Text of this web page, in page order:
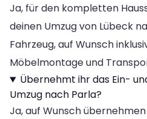
Ja, für den kompletten
deinen Umzug von Lübeck
Fahrzeug, auf Wunsch
Möbelmontage und
Übernehmt ihr das Ein-
Umzug nach Parla?
Ja, auf Wunsch